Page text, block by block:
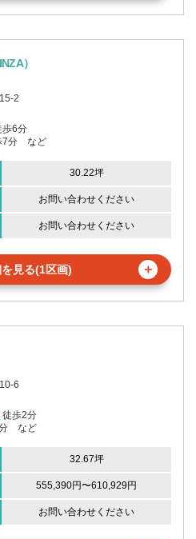
）
歩6分
7分 など
30.22坪
お問い合わせください
お問い合わせください
見る(1区画) ＋
6
徒歩2分
など
32.67坪
555,390円〜610,929円
お問い合わせください